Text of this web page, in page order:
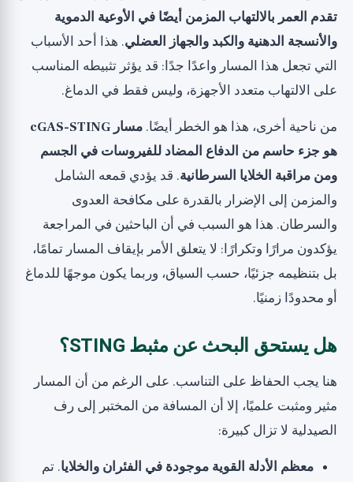
تقدم العمر بالالتهاب المزمن أيضًا في الأوعية الدموية
والأنسجة الدهنية والكبد والجهاز العضلي. هذا أحد الأسباب
التي تجعل هذا المسار واعدًا جدًا: قد يؤثر تثبيطه المناسب
على الالتهاب متعدد الأجهزة، وليس فقط في الدماغ.
من ناحية أخرى، هذا هو الخطر أيضًا.
مسار cGAS-STING
هو جزء حاسم من الدفاع المضاد للفيروسات في الجسم
ومن مراقبة الخلايا السرطانية. قد يؤدي قمعه الشامل
والمزمن إلى الإضرار بالقدرة على مكافحة العدوى
والسرطان. هذا هو السبب في أن الباحثين في المراجعة
يؤكدون مرارًا وتكرارًا: لا يتعلق الأمر بإيقاف المسار تمامًا،
بل بتنظيمه جزئيًا، حسب السياق، وربما يكون موجهًا للدماغ
أو محدودًا زمنيًا.
هل يستحق البحث عن مثبط STING؟
هنا يجب الحفاظ على التناسب. على الرغم من أن المسار
مثير ومثبت علميًا، إلا أن المسافة من المختبر إلى رف
الصيدلية لا تزال كبيرة:
معظم الأدلة القوية موجودة في الفئران والخلايا. تم